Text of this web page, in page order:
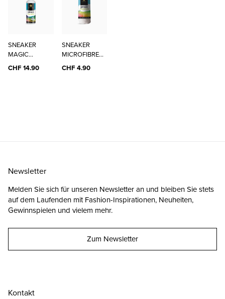
SNEAKER
MAGIC
CLEANER
CHF 14.90
SNEAKER
MICROFIBRE
CLOTH
CHF 4.90
Kontakt
Newsletter
Melden Sie sich für unseren Newsletter an und bleiben Sie stets
auf dem Laufenden mit Fashion-Inspirationen, Neuheiten,
Gewinnspielen und vielem mehr.
Zum Newsletter